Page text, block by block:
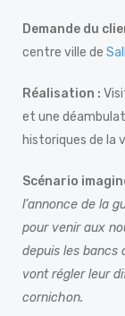
Demande du
centre ville de
Réalisation :
et une
historiques de la
Scénario
l’annonce de la
pour venir aux
depuis les bancs
vont régler leur
cornichon.